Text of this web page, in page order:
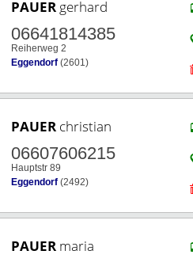
PAUER gerhard
06641814385
Reiherweg 2
Eggendorf (2601)
PAUER christian
06607606215
Hauptstr 89
Eggendorf (2492)
PAUER maria